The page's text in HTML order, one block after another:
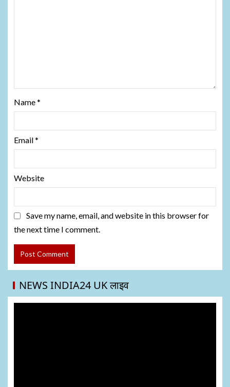
Name*
Email*
Website
Save my name, email, and website in this browser for
the next time I comment.
NEWS INDIA24 UK लाइव